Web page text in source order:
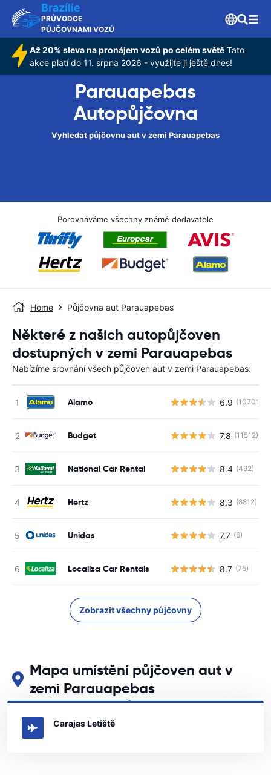
Brazílie
PRŮVODCE
PŮJČOVNAMI VOZŮ
Až 20% sleva na pronájem vozů po celém světě Tato
akce platí do 11. srpna 2026 - využijte ji ještě dnes!
Parauapebas
Autopůjčovna
Vyhledat půjčovnu aut v zemi Parauapebas
Porovnáváme všechny známé dodavatele
Home Půjčovna aut Parauapebas
Některé z našich autopůjčoven
dostupných v zemi Parauapebas
Nabízíme srovnání všech půjčoven aut v zemi Parauapebas:
Alamo 6.9 (10701)
Budget 7.8 (11512)
National Car Rental 8.4 (492)
Hertz 8.3 (8812)
Unidas 7.7 (6)
Localiza Car Rentals 8.7 (75)
Zobrazit všechny půjčovny
Mapa umístění půjčoven aut v
zemi Parauapebas
Podívejte se na naše hlavní půjčovny aut v zemi Parauapebas
Carajas Letiště